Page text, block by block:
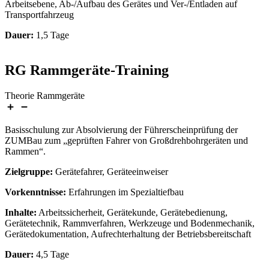
Arbeitsebene, Ab-/Aufbau des Gerätes und Ver-/Entladen auf
Transportfahrzeug
Dauer: 1,5 Tage
RG Rammgeräte-Training
Theorie Rammgeräte
Basisschulung zur Absolvierung der Führerscheinprüfung der
ZUMBau zum „geprüften Fahrer von Großdrehbohrgeräten und
Rammen“.
Zielgruppe: Gerätefahrer, Geräteeinweiser
Vorkenntnisse: Erfahrungen im Spezialtiefbau
Inhalte: Arbeitssicherheit, Gerätekunde, Gerätebedienung,
Gerätetechnik, Rammverfahren, Werkzeuge und Bodenmechanik,
Gerätedokumentation, Aufrechterhaltung der Betriebsbereitschaft
Dauer: 4,5 Tage